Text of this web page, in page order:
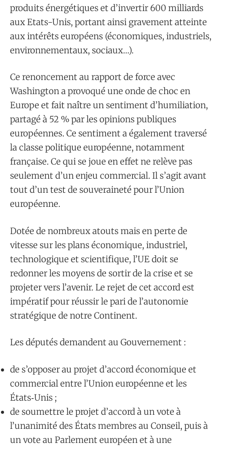
produits énergétiques et d’invertir 600 milliards
aux Etats-Unis, portant ainsi gravement atteinte
aux intérêts européens (économiques, industriels,
environnementaux, sociaux…).
Ce renoncement au rapport de force avec
Washington a provoqué une onde de choc en
Europe et fait naître un sentiment d’humiliation,
partagé à 52 % par les opinions publiques
européennes. Ce sentiment a également traversé
la classe politique européenne, notamment
française. Ce qui se joue en effet ne relève pas
seulement d’un enjeu commercial. Il s’agit avant
tout d’un test de souveraineté pour l’Union
européenne.
Dotée de nombreux atouts mais en perte de
vitesse sur les plans économique, industriel,
technologique et scientifique, l’UE doit se
redonner les moyens de sortir de la crise et se
projeter vers l’avenir. Le rejet de cet accord est
impératif pour réussir le pari de l’autonomie
stratégique de notre Continent.
Les députés demandent au Gouvernement :
de s’opposer au projet d’accord économique et
commercial entre l’Union européenne et les
États‑Unis ;
de soumettre le projet d’accord à un vote à
l’unanimité des États membres au Conseil, puis à
un vote au Parlement européen et à une